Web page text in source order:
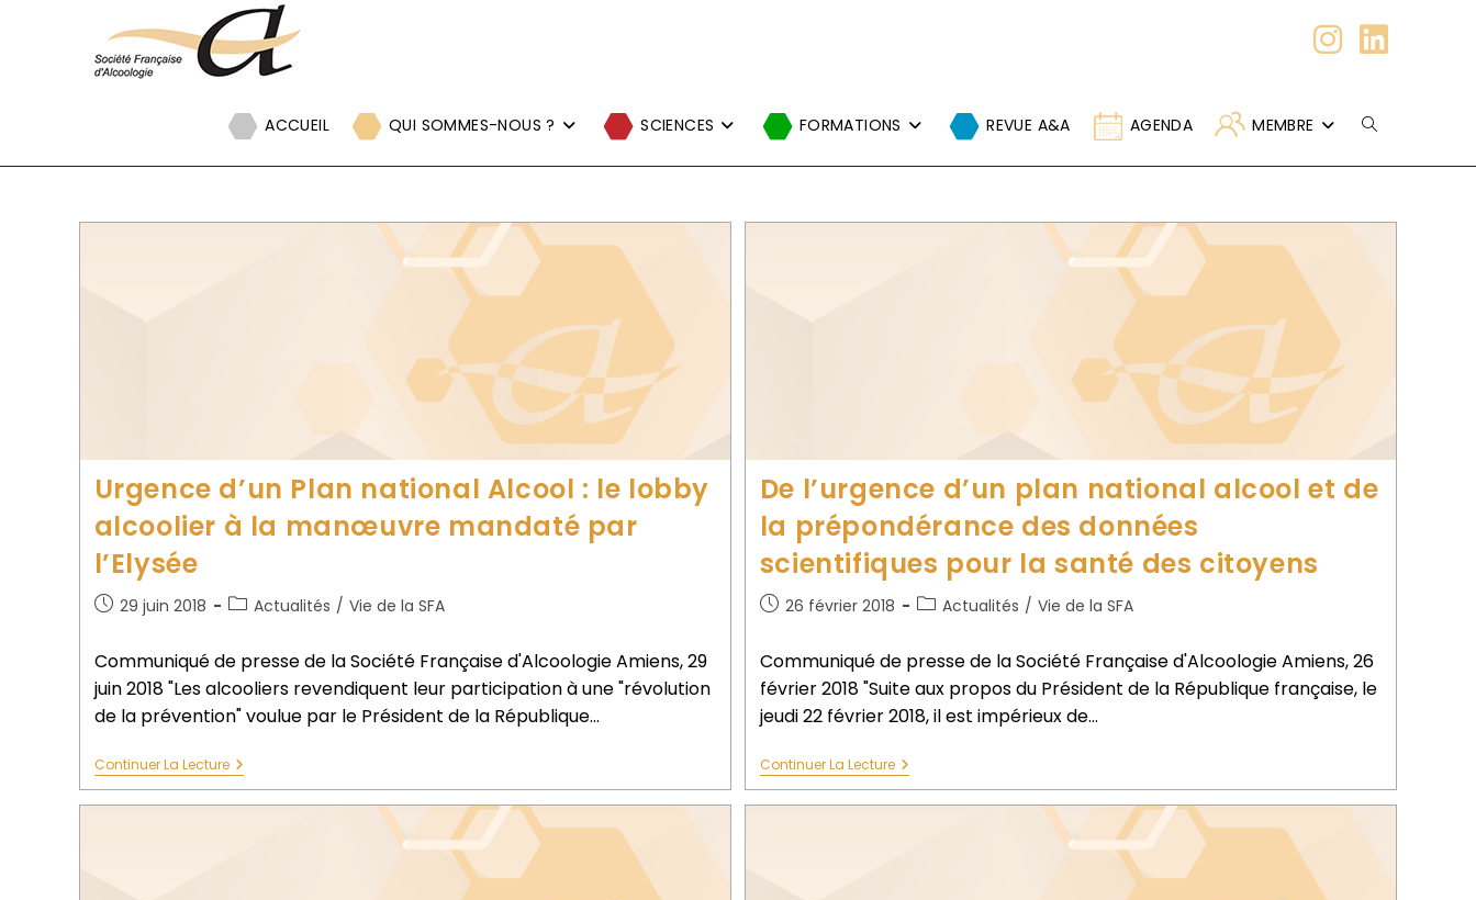
Panneau de gestion des cookies
ACCUEIL QUI SOMMES-NOUS ? SCIENCES FORMATIONS REVUE A&A AGENDA MEMBRE
Urgence d’un Plan national Alcool : le lobby
alcoolier à la manœuvre mandaté par
l’Elysée
29 juin 2018 Actualités / Vie de la SFA
Communiqué de presse de la Société Française d'Alcoologie Amiens, 29
juin 2018 "Les alcooliers revendiquent leur participation à une "révolution
de la prévention" voulue par le Président de la République…
Continuer La Lecture
De l’urgence d’un plan national alcool et de
la prépondérance des données
scientifiques pour la santé des citoyens
26 février 2018 Actualités / Vie de la SFA
Communiqué de presse de la Société Française d'Alcoologie Amiens, 26
février 2018 "Suite aux propos du Président de la République française, le
jeudi 22 février 2018, il est impérieux de…
Continuer La Lecture